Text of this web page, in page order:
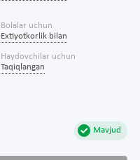
Bolalar uchun
Extiyotkorlik bilan
Haydovchilar uchun
Taqiqlangan
Mavjud